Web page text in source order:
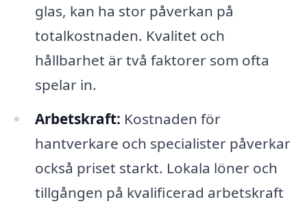
glas, kan ha stor påverkan på
totalkostnaden. Kvalitet och
hållbarhet är två faktorer som ofta
spelar in.
Arbetskraft: Kostnaden för
hantverkare och specialister påverkar
också priset starkt. Lokala löner och
tillgången på kvalificerad arbetskraft